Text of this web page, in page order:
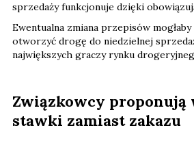
sprzedaży funkcjonuje dzięki
Ewentualna zmiana przepisów
otworzyć drogę do niedzielnej
największych graczy rynku
Związkowcy proponują
stawki zamiast zakazu